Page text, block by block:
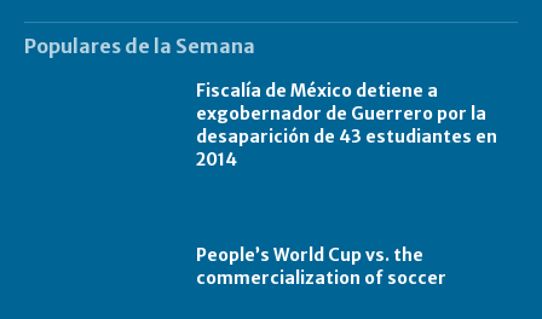
Populares de la Semana
Fiscalía de México detiene a
exgobernador de Guerrero por la
desaparición de 43 estudiantes en
2014
People’s World Cup vs. the
commercialization of soccer